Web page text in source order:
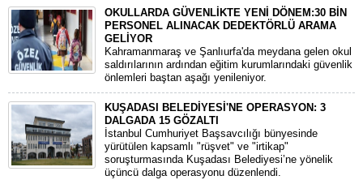
OKULLARDA GÜVENLİKTE YENİ DÖNEM:30 BİN
PERSONEL ALINACAK DEDEKTÖRLÜ ARAMA
GELİYOR
​Kahramanmaraş ve Şanlıurfa'da meydana gelen okul
saldırılarının ardından eğitim kurumlarındaki güvenlik
önlemleri baştan aşağı yenileniyor.
KUŞADASI BELEDİYESİ'NE OPERASYON: 3
DALGADA 15 GÖZALTI
​İstanbul Cumhuriyet Başsavcılığı bünyesinde
yürütülen kapsamlı "rüşvet" ve "irtikap"
soruşturmasında Kuşadası Belediyesi’ne yönelik
üçüncü dalga operasyonu düzenlendi.